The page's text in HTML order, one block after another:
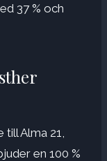
37 % och
Alma 21,
en 100 %